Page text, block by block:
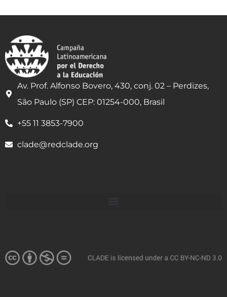
Av. Prof. Alfonso Bovero, 430, conj. 02 – Perdizes,
São Paulo (SP) CEP: 01254-000, Brasil
+55 11 3853-7900
clade@redclade.org